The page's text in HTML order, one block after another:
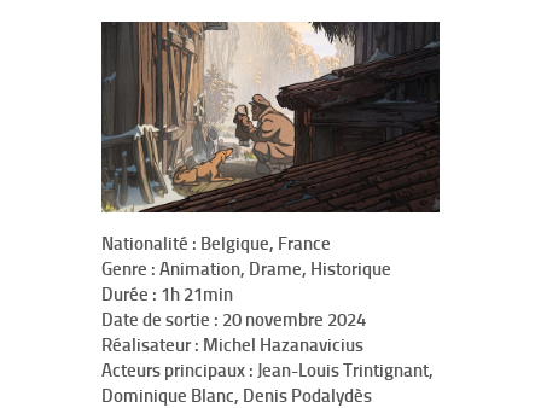
Nationalité : Belgique, France
Genre : Animation, Drame, Historique
Durée : 1h 21min
Date de sortie : 20 novembre 2024
Réalisateur : Michel Hazanavicius
Acteurs principaux : Jean-Louis Trintignant,
Dominique Blanc, Denis Podalydès